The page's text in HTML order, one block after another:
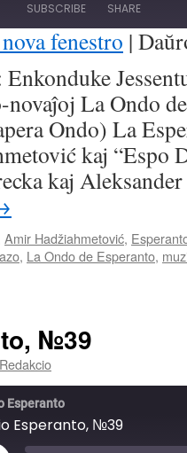
Seconds
30
seconds
SUBSCRIBE SHARE
fenestro |
novaĵoj La Ondo
Ondo) La
kaj “Espo
kaj
Amir Hadžiahmetović,
, La Ondo de Esperanto,
№39
Redakcio
Esperanto
Esperanto, №39